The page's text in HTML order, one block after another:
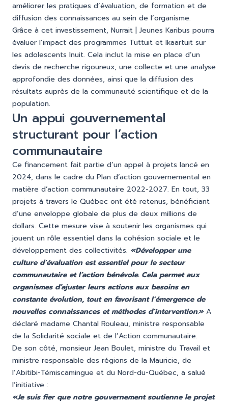
améliorer les pratiques d’évaluation, de formation et de
diffusion des connaissances au sein de l’organisme.
Grâce à cet investissement, Nurrait | Jeunes Karibus pourra
évaluer l’impact des programmes Tuttuit et Ikaartuit sur
les adolescents Inuit. Cela inclut la mise en place d’un
devis de recherche rigoureux, une collecte et une analyse
approfondie des données, ainsi que la diffusion des
résultats auprès de la communauté scientifique et de la
population.
Un appui gouvernemental
structurant pour l’action
communautaire
Ce financement fait partie d’un appel à projets lancé en
2024, dans le cadre du Plan d’action gouvernemental en
matière d’action communautaire 2022-2027. En tout, 33
projets à travers le Québec ont été retenus, bénéficiant
d’une enveloppe globale de plus de deux millions de
dollars. Cette mesure vise à soutenir les organismes qui
jouent un rôle essentiel dans la cohésion sociale et le
développement des collectivités. «Développer une
culture d’évaluation est essentiel pour le secteur
communautaire et l’action bénévole. Cela permet aux
organismes d’ajuster leurs actions aux besoins en
constante évolution, tout en favorisant l’émergence de
nouvelles connaissances et méthodes d’intervention.»A
déclaré madame Chantal Rouleau, ministre responsable
de la Solidarité sociale et de l’Action communautaire.
De son côté, monsieur Jean Boulet, ministre du Travail et
ministre responsable des régions de la Mauricie, de
l’Abitibi-Témiscamingue et du Nord-du-Québec, a salué
l’initiative :
«Je suis fier que notre gouvernement soutienne le projet